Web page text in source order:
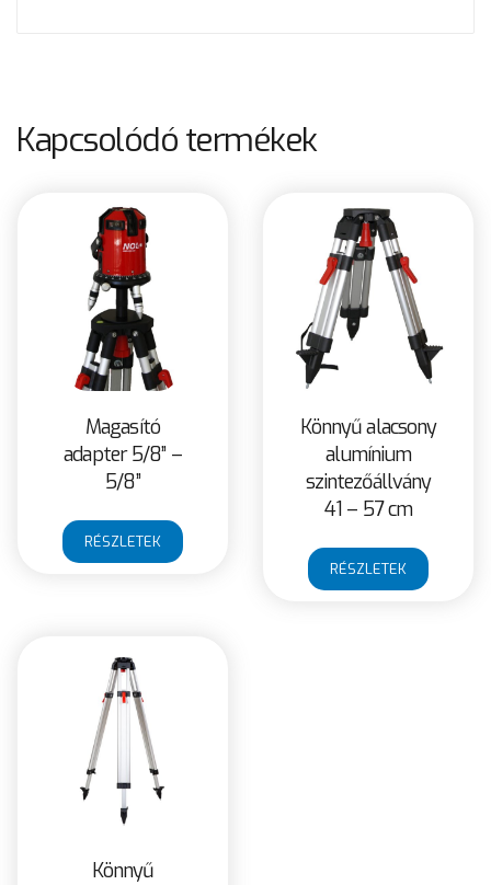
Kapcsolódó termékek
Magasító
adapter 5/8” –
5/8”
RÉSZLETEK
Könnyű alacsony
alumínium
szintezőállvány
41 – 57 cm
RÉSZLETEK
Könnyű